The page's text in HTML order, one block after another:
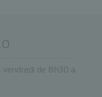
vendredi de 8h30 à